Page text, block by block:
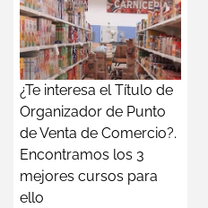
¿Te interesa el Título de
Organizador de Punto
de Venta de Comercio?.
Encontramos los 3
mejores cursos para
ello